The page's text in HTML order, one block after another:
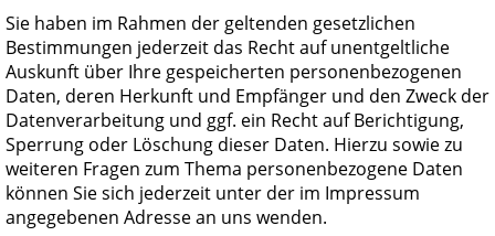
Sie haben im Rahmen der geltenden gesetzlichen
Bestimmungen jederzeit das Recht auf unentgeltliche
Auskunft über Ihre gespeicherten personenbezogenen
Daten, deren Herkunft und Empfänger und den Zweck der
Datenverarbeitung und ggf. ein Recht auf Berichtigung,
Sperrung oder Löschung dieser Daten. Hierzu sowie zu
weiteren Fragen zum Thema personenbezogene Daten
können Sie sich jederzeit unter der im Impressum
angegebenen Adresse an uns wenden.